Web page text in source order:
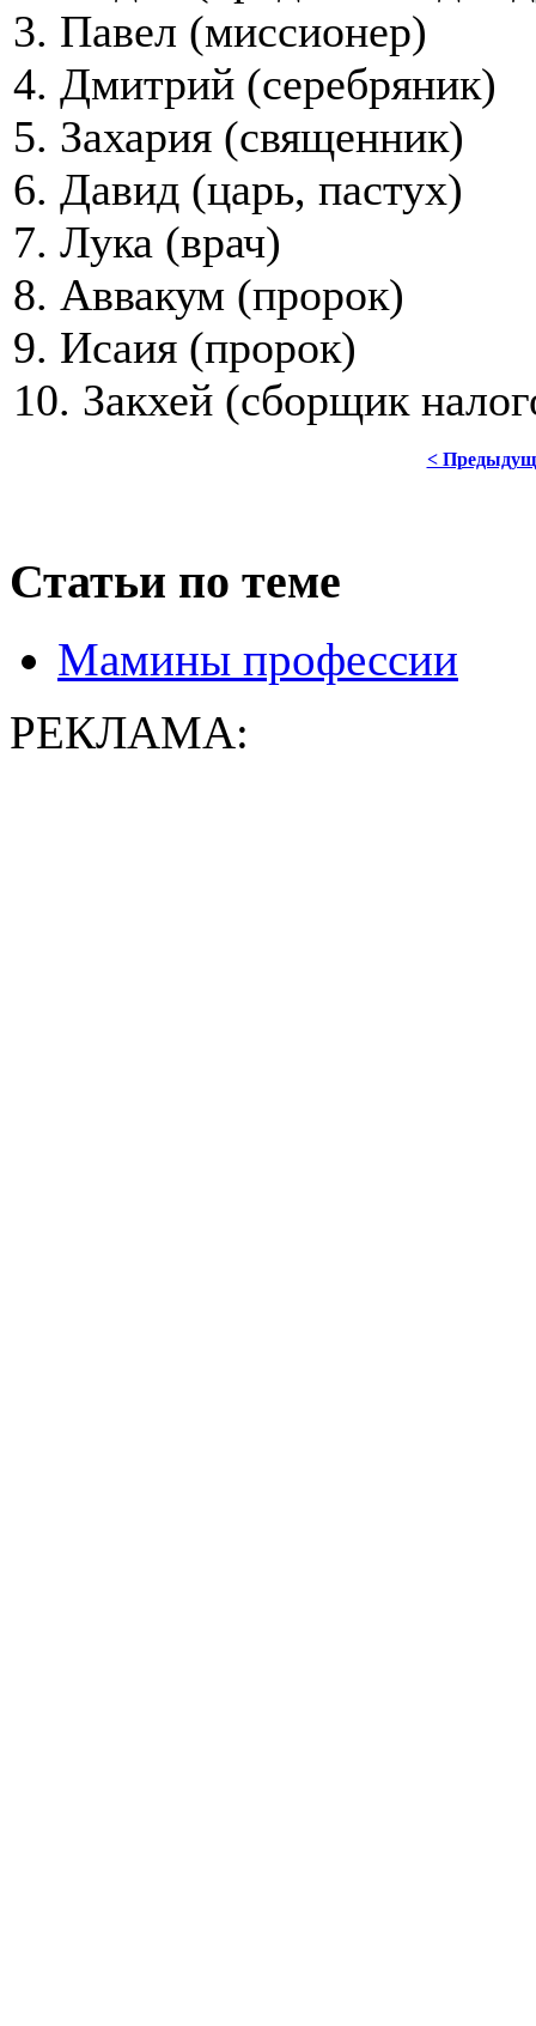
3. Павел (миссионер)
4. Дмитрий (серебряник)
5. Захария (священник)
6. Давид (царь, пастух)
7. Лука (врач)
8. Аввакум (пророк)
9. Исаия (пророк)
10. Закхей (сборщик
<
Статьи по теме
Мамины профессии
РЕКЛАМА: